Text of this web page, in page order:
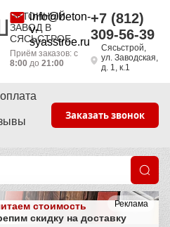
БЕТОННЫЙ
ЗАВОД В
СЯСЬСТРОЕ
info@beton-
v-
syasstroe.ru
Приём заказов: с
8:00 до21:00
+7 (812)
309-56-39
Сясьстрой,
ул. Заводская,
д. 1, к.1
Заказать звонок
Реклама
стоимость
скидку на доставку